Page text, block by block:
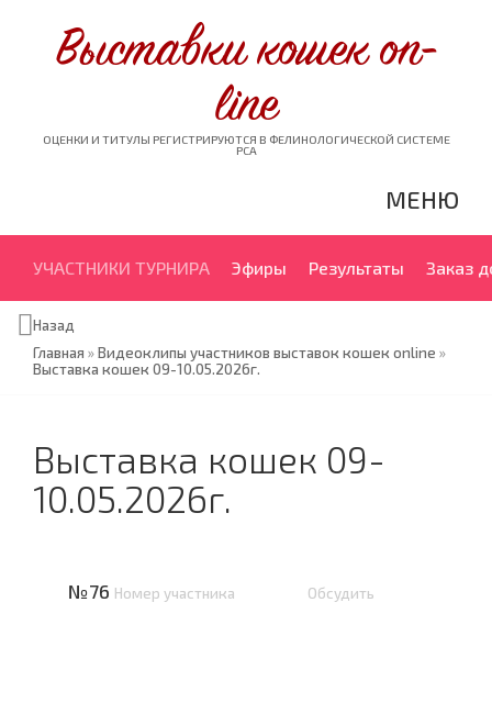
Выставки кошек on-
line
ОЦЕНКИ И ТИТУЛЫ РЕГИСТРИРУЮТСЯ В ФЕЛИНОЛОГИЧЕСКОЙ СИСТЕМЕ
PCA
МЕНЮ
УЧАСТНИКИ ТУРНИРА Эфиры Результаты Заказ
Назад
Главная »Видеоклипы участников выставок кошек online »
Выставка кошек 09-10.05.2026г.
Выставка кошек 09-
10.05.2026г.
№76 Номер участника Обсудить